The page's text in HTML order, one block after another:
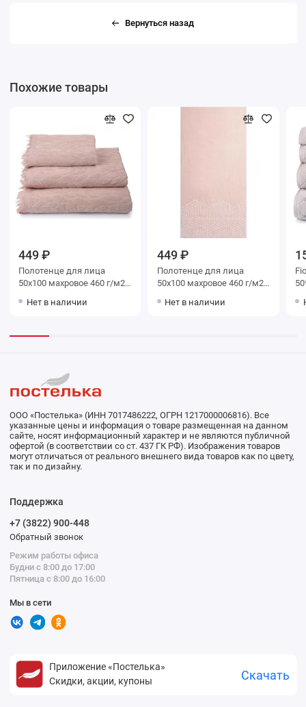
Вернуться назад
Похожие товары
449 ₽
Полотенце для лица
50х100 махровое 460 г/м2
Нет в наличии
449 ₽
Полотенце для лица
50х100 махровое 460 г/м2
Нет в наличии
ООО «Постелька» (ИНН 7017486222, ОГРН 1217000006816). Все
указанные цены и информация о товаре размещенная на данном
сайте, носят информационный характер и не являются публичной
офертой (в соответствии со ст. 437 ГК РФ). Изображения товаров
могут отличаться от реального внешнего вида товаров как по цвету,
так и по дизайну.
Поддержка
+7 (3822) 900-448
Обратный звонок
Режим работы офиса
Будни с 8:00 до 17:00
Пятница с 8:00 до 16:00
Мы в сети
Приложение «Постелька»
Скидки, акции, купоны
Скачать